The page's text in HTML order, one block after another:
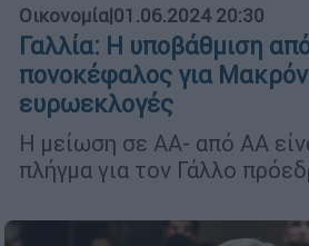
Οικονομία|01.06.2024 20:30
Γαλλία: Η υποβάθμιση
πονοκέφαλος για Μακρόν
ευρωεκλογές
Η μείωση σε ΑΑ- από ΑΑ
πλήγμα για τον Γάλλο